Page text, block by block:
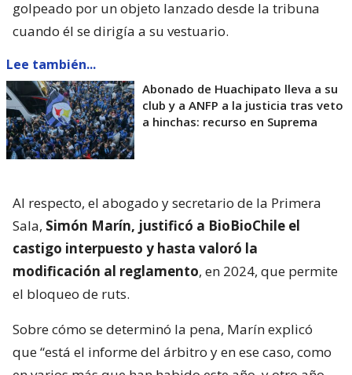
golpeado por un objeto lanzado desde la tribuna
cuando él se dirigía a su vestuario.
Lee también...
Abonado de Huachipato lleva a su
club y a ANFP a la justicia tras veto
a hinchas: recurso en Suprema
Al respecto, el abogado y secretario de la Primera
Sala, Simón Marín, justificó a BioBioChile el
castigo interpuesto y hasta valoró la
modificación al reglamento, en 2024, que permite
el bloqueo de ruts.
Sobre cómo se determinó la pena, Marín explicó
que “está el informe del árbitro y en ese caso, como